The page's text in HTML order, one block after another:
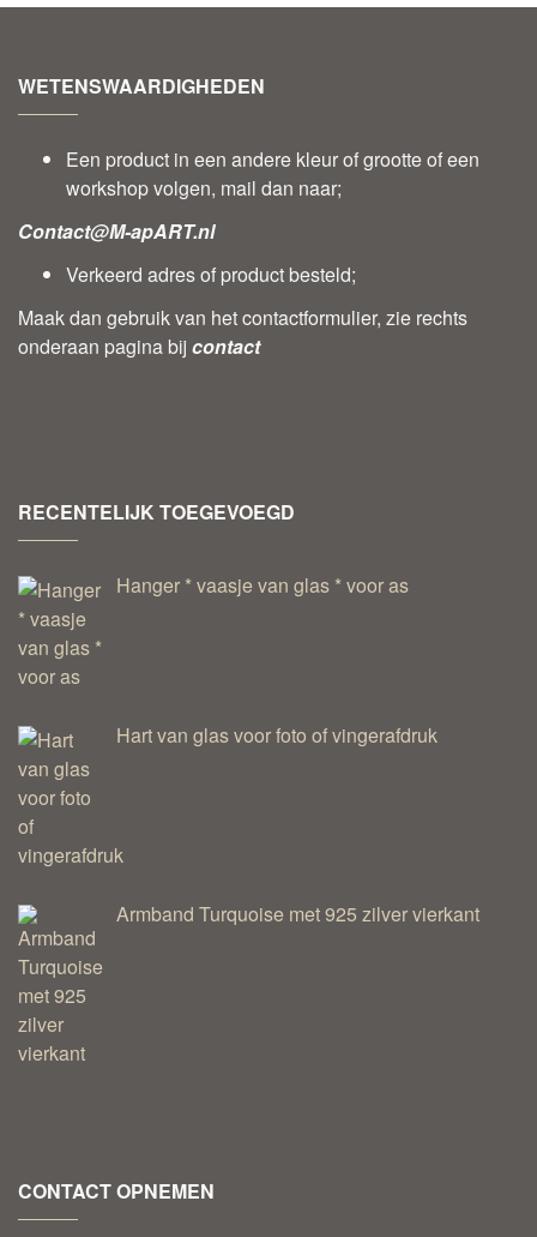
WETENSWAARDIGHEDEN
Een product in een andere kleur of grootte of een
workshop volgen, mail dan naar;
Contact@M-apART.nl
Verkeerd adres of product besteld;
Maak dan gebruik van het contactformulier, zie rechts
onderaan pagina bij contact
RECENTELIJK TOEGEVOEGD
Hanger * vaasje van glas * voor as
Hart van glas voor foto of vingerafdruk
Armband Turquoise met 925 zilver vierkant
CONTACT OPNEMEN